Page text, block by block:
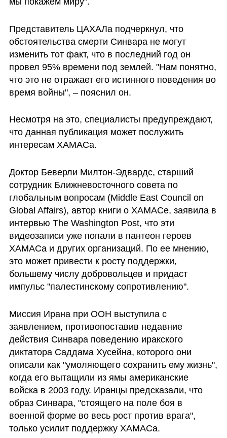
Представитель ЦАХАЛа подчеркнул, что
обстоятельства смерти Синвара не могут
изменить тот факт, что в последний год он
провел 95% времени под землей. "Нам понятно,
что это не отражает его истинного поведения во
время войны", – пояснил он.
Несмотря на это, специалисты предупреждают,
что данная публикация может послужить
интересам ХАМАСа.
Доктор Беверли Милтон-Эдвардс, старший
сотрудник Ближневосточного совета по
глобальным вопросам (Middle East Council on
Global Affairs), автор книги о ХАМАСе, заявила в
интервью The Washington Post, что эти
видеозаписи уже попали в пантеон героев
ХАМАСа и других организаций. По ее мнению,
это может привести к росту поддержки,
большему числу добровольцев и придаст
импульс "палестинскому сопротивлению".
Миссия Ирана при ООН выступила с
заявлением, противопоставив недавние
действия Синвара поведению иракского
диктатора Саддама Хусейна, которого они
описали как "умоляющего сохранить ему жизнь",
когда его вытащили из ямы американские
войска в 2003 году. Иранцы предсказали, что
образ Синвара, "стоящего на поле боя в
военной форме во весь рост против врага",
только усилит поддержку ХАМАСа.